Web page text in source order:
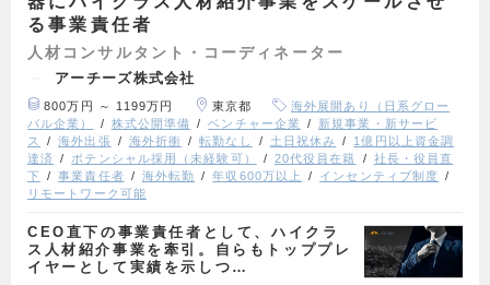
る事業責任者
人材コンサルタント・コーディネーター
アーチーズ株式会社
800万円 ～ 1199万円 東京都
海外展開あり（日系グロー
バル企業）
株式公開準備 ベンチャー企業
新規事業・新サービ
ス
海外出張 海外折衝 転勤なし 土日祝休み
1億円以上資金調
達済
ポテンシャル採用（未経験可） 20代役員在籍
社長・役員直
下
事業責任者 海外転勤 年収600万以上
インセンティブ制度
リモートワーク可能
CEO直下の事業責任者として、ハイクラ
ス人材紹介事業を牽引。自らもトッププレ
イヤーとして実績を示しつ…